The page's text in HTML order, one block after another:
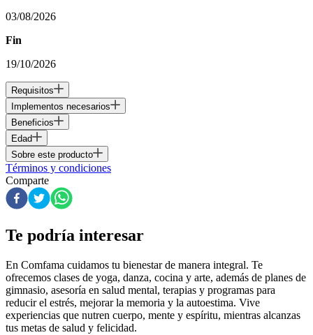
03/08/2026
Fin
19/10/2026
Requisitos
Implementos necesarios
Beneficios
Edad
Sobre este producto
Términos y condiciones
Comparte
Te podría interesar
En Comfama cuidamos tu bienestar de manera integral. Te
ofrecemos clases de yoga, danza, cocina y arte, además de planes de
gimnasio, asesoría en salud mental, terapias y programas para
reducir el estrés, mejorar la memoria y la autoestima. Vive
experiencias que nutren cuerpo, mente y espíritu, mientras alcanzas
tus metas de salud y felicidad.